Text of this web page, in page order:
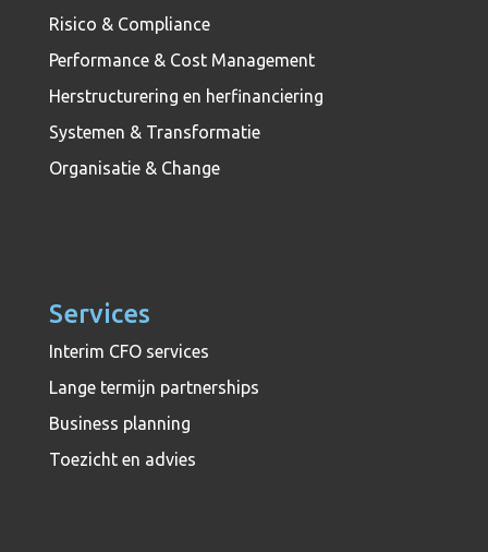
Risico & Compliance
Performance & Cost Management
Herstructurering en herfinanciering
Systemen & Transformatie
Organisatie & Change
Services
Interim CFO services
Lange termijn partnerships
Business planning
Toezicht en advies